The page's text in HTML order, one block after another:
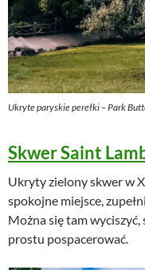
Ukryte paryskie perełki – Park
Skwer Saint
Ukryty zielony skwer w
spokojne miejsce,
Można się tam wyciszyć,
prostu pospacerować.